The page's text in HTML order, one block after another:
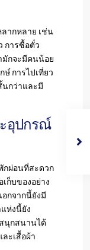
ากหลาย เช่น
การซื้อตั๋ว
มักจะมีคนน้อย
การไปเที่ยว
นกว่าและมี
อุปกรณ์
กผ่อนที่สะดวก
ก็บของอย่าง
กจากนี้ยังมี
ห่งนี้ยัง
นุกสนานได้
ะเสื้อผ้า